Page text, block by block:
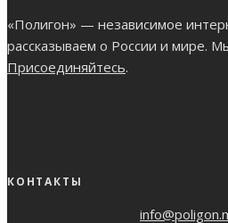
«Полигон» — независимое
рассказываем о России и мире.
Присоединяйтесь.
КОНТАКТЫ